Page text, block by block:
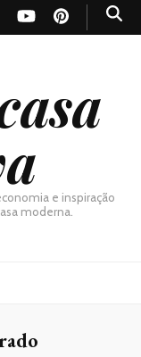
e inspiração
moderna.